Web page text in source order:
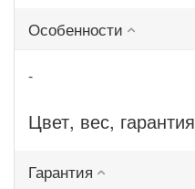
Особенности
-
Цвет, вес, гарантия
Гарантия